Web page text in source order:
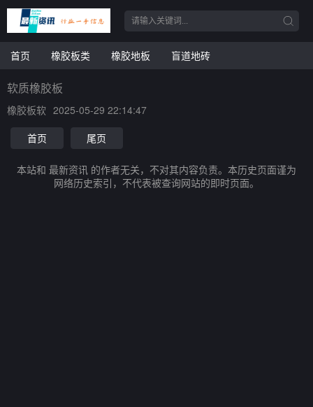
首页 橡胶板类 橡胶地板 盲道地砖
软质橡胶板
橡胶板软 2025-05-29 22:14:47
首页
尾页
本站和 最新资讯 的作者无关，不对其内容负责。本历史页面谨为
网络历史索引，不代表被查询网站的即时页面。